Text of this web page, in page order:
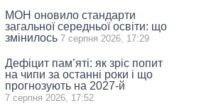
МОН оновило стандарти
загальної середньої освіти: що
змінилось 7 серпня 2026, 17:29
Дефіцит пам’яті: як зріс попит
на чипи за останні роки і що
прогнозують на 2027-й
7 серпня 2026, 17:52